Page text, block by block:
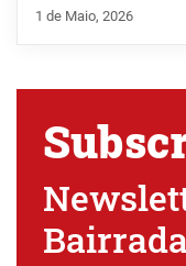
1 de Maio, 2026
Bairrada